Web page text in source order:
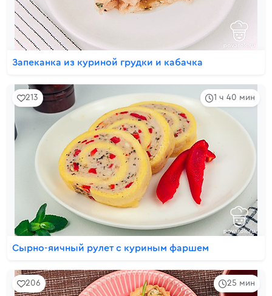
Запеканка из куриной грудки и кабачка
1 ч 40 мин
213
Сырно-яичный рулет с куриным фаршем
25 мин
206